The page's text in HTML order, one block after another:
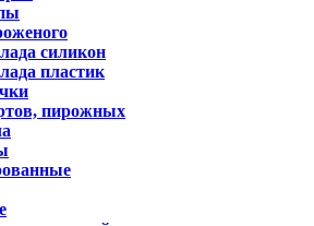
силикон
пластик
пирожных